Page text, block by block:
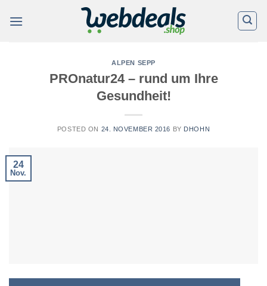
ALPEN SEPP
PROnatur24 – rund um Ihre
Gesundheit!
POSTED ON 24. NOVEMBER 2016 BY DHOHN
24
Nov.